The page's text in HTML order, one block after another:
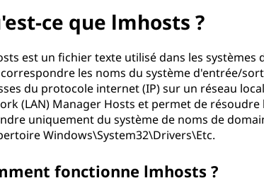
ce que lmhosts ?
est un fichier texte utilisé dans les
les noms du système d'entrée/
du protocole internet (IP) sur un réseau
(LAN) Manager Hosts et permet de résoudre
uniquement du système de noms de
Windows\System32\Drivers\Etc.
fonctionne lmhosts ?